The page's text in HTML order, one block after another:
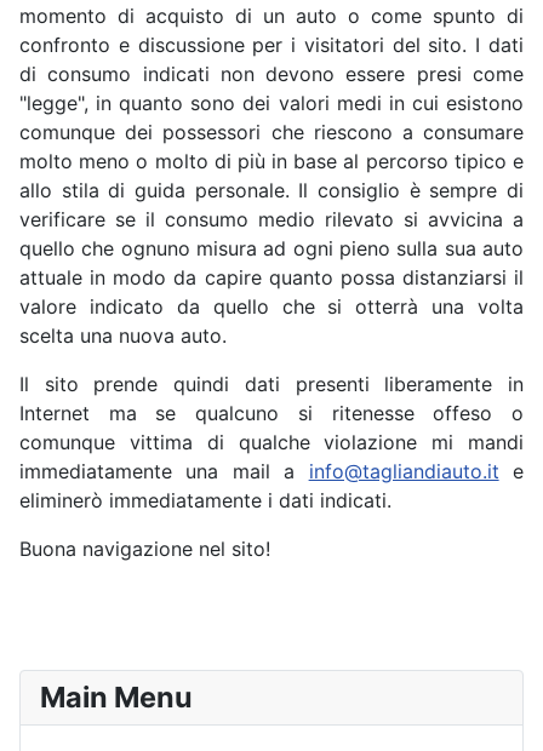
Main Menu
momento di acquisto di un auto o come spunto di
confronto e discussione per i visitatori del sito. I dati
di consumo indicati non devono essere presi come
"legge", in quanto sono dei valori medi in cui esistono
comunque dei possessori che riescono a consumare
molto meno o molto di più in base al percorso tipico e
allo stila di guida personale. Il consiglio è sempre di
verificare se il consumo medio rilevato si avvicina a
quello che ognuno misura ad ogni pieno sulla sua auto
attuale in modo da capire quanto possa distanziarsi il
valore indicato da quello che si otterrà una volta
scelta una nuova auto.
Il sito prende quindi dati presenti liberamente in
Internet ma se qualcuno si ritenesse offeso o
comunque vittima di qualche violazione mi mandi
immediatamente una mail a info@tagliandiauto.it e
eliminerò immediatamente i dati indicati.
Buona navigazione nel sito!